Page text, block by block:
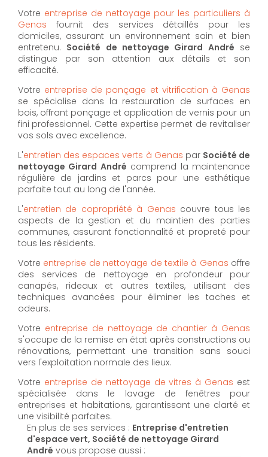
Votre entreprise de nettoyage pour les particuliers à
Genas fournit des services détaillés pour les
domiciles, assurant un environnement sain et bien
entretenu. Société de nettoyage Girard André se
distingue par son attention aux détails et son
efficacité.
Votre entreprise de ponçage et vitrification à Genas
se spécialise dans la restauration de surfaces en
bois, offrant ponçage et application de vernis pour un
fini professionnel. Cette expertise permet de revitaliser
vos sols avec excellence.
L'entretien des espaces verts à Genas par Société de
nettoyage Girard André comprend la maintenance
régulière de jardins et parcs pour une esthétique
parfaite tout au long de l'année.
L'entretien de copropriété à Genas couvre tous les
aspects de la gestion et du maintien des parties
communes, assurant fonctionnalité et propreté pour
tous les résidents.
Votre entreprise de nettoyage de textile à Genas offre
des services de nettoyage en profondeur pour
canapés, rideaux et autres textiles, utilisant des
techniques avancées pour éliminer les taches et
odeurs.
Votre entreprise de nettoyage de chantier à Genas
s'occupe de la remise en état après constructions ou
rénovations, permettant une transition sans souci
vers l'exploitation normale des lieux.
Votre entreprise de nettoyage de vitres à Genas est
spécialisée dans le lavage de fenêtres pour
entreprises et habitations, garantissant une clarté et
une visibilité parfaites.
En plus de ses services : Entreprise d'entretien
d'espace vert, Société de nettoyage Girard
André vous propose aussi :